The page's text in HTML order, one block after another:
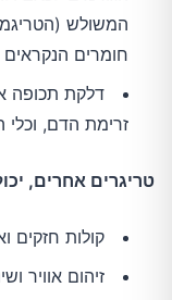
המשולש
חומרים הנקראים
דלקת תכופה
זרימת הדם,
טריגרים אחרים,
קולות חזקים
זיהום אוויר